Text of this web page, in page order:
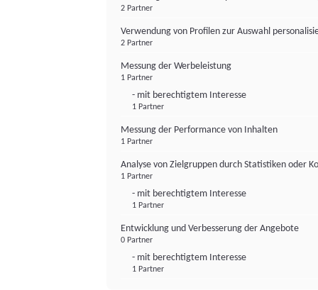
2 Partner
Verwendung von Profilen zur Auswahl
2 Partner
Messung der Werbeleistung
1 Partner
- mit berechtigtem Interesse
1 Partner
Messung der Performance von Inhalten
1 Partner
Analyse von Zielgruppen durch Statistiken oder
1 Partner
- mit berechtigtem Interesse
1 Partner
Entwicklung und Verbesserung der Angebote
0 Partner
- mit berechtigtem Interesse
1 Partner